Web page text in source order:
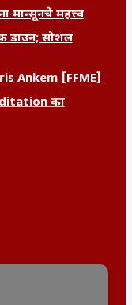
मान्सूनचे महत्त्व
डाउन; सोशल
Ankem [FFME]
का